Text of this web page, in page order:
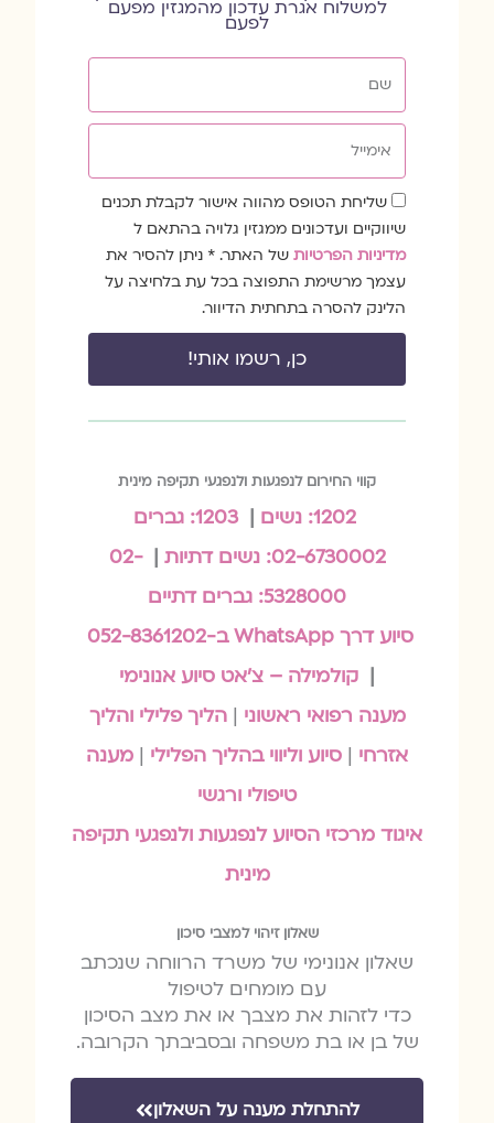
למשלוח אגרת עדכון מהמגזין מפעם
לפעם
שדה
הסכמה
שליחת הטופס מהווה אישור לקבלת תכנים
שיווקיים ועדכונים ממגזין גלויה בהתאם ל
מדיניות הפרטיות של האתר. * ניתן להסיר את
עצמך מרשימת התפוצה בכל עת בלחיצה על
הלינק להסרה בתחתית הדיוור.
כן, רשמו אותי!
קווי החירום לנפגעות ולנפגעי תקיפה מינית
1202: נשים
1203: גברים
02-6730002: נשים דתיות
02-
5328000: גברים דתיים
סיוע דרך WhatsApp ב-052-8361202
קולמילה – צ'אט סיוע אנונימי
מענה רפואי ראשוני |הליך פלילי והליך
אזרחי | סיוע וליווי בהליך הפלילי | מענה
טיפולי ורגשי
איגוד מרכזי הסיוע לנפגעות ולנפגעי תקיפה
מינית
שאלון זיהוי למצבי סיכון
שאלון אנונימי של משרד הרווחה שנכתב
עם מומחים לטיפול
כדי לזהות את מצבך או את מצב הסיכון
של בן או בת משפחה ובסביבתך הקרובה.
להתחלת מענה על השאלון